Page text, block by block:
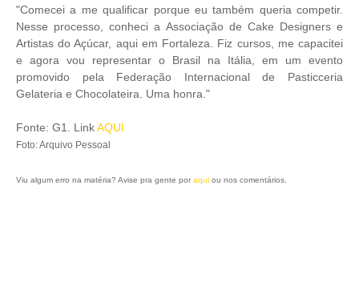
"Comecei a me qualificar porque eu também queria competir.
Nesse processo, conheci a Associação de Cake Designers e
Artistas do Açúcar, aqui em Fortaleza. Fiz cursos, me capacitei
e agora vou representar o Brasil na Itália, em um evento
promovido pela Federação Internacional de Pasticceria
Gelateria e Chocolateira. Uma honra."
Fonte: G1. LinkAQUI
Foto: Arquivo Pessoal
Viu algum erro na matéria? Avise pra gente por aqui ou nos comentários.